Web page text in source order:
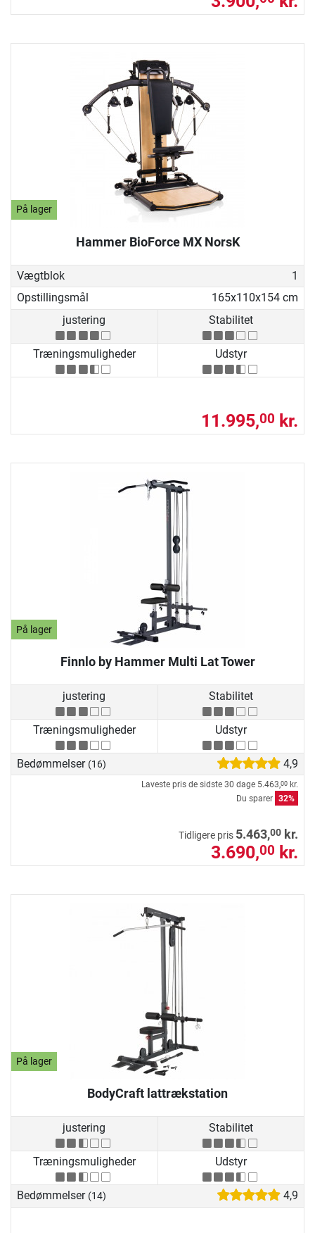
På lager
Hammer BioForce MX NorsK
Vægtblok
1
Opstillingsmål
165x110x154 cm
justering
Stabilitet
Træningsmuligheder Udstyr
11.995,00 kr.
På lager
Finnlo by Hammer Multi Lat Tower
justering Stabilitet
Træningsmuligheder Udstyr
Bedømmelser (16) 4,9
Laveste pris de sidste 30 dage 5.463,00 kr.
Du sparer 32%
Tidligere pris 5.463,00 kr.
3.690,00 kr.
På lager
BodyCraft lattrækstation
justering Stabilitet
Træningsmuligheder Udstyr
Bedømmelser (14) 4,9